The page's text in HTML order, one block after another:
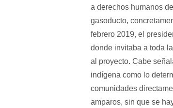
a derechos humanos
gasoducto,
febrero 2019, el
donde invitaba a toda
al proyecto. Cabe
indígena como lo
comunidades
amparos, sin que se